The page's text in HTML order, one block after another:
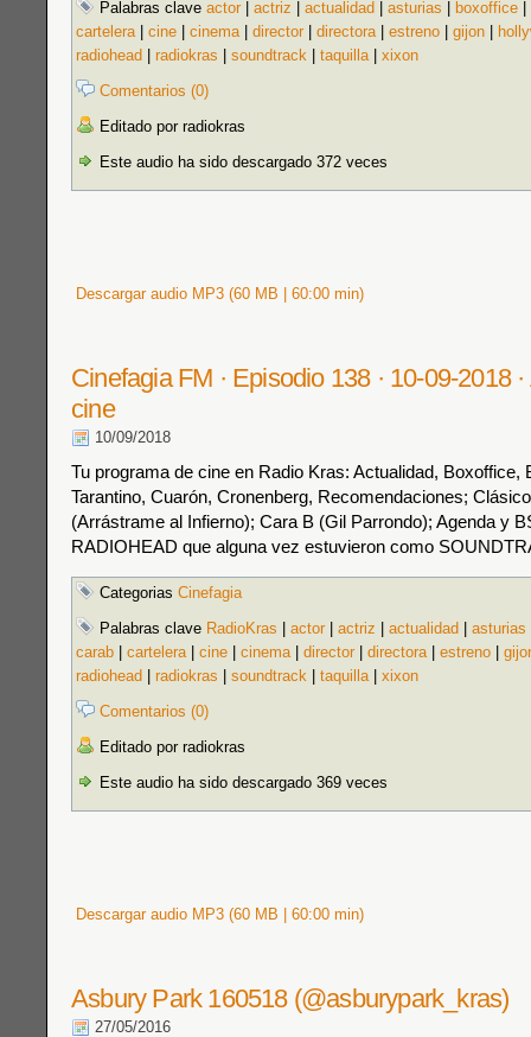
Palabras clave actor actriz actualidad asturias boxoffice
cartelera| cine cinema| director directora| estreno gijon
radiohead
radiokras soundtrack taquilla| xixon
Comentarios (0)
Editado por radiokras
Este audio ha sido descargado 372 veces
Descargar audio MP3 (60 MB | 60:00 min)
Cinefagia FM · Episodio 138 · 10-09-2018
cine
10/09/2018
Tu programa de cine en Radio Kras: Actualidad, Boxoffice,
Tarantino, Cuarón, Cronenberg, Recomendaciones;
(Arrástrame al Infierno); Cara B (Gil Parrondo); Agenda y
RADIOHEAD que alguna vez estuvieron como
Categorias Cinefagia
Palabras clave RadioKras actor actriz actualidad asturias
carab
cartelera| cine cinema| director directora| estreno
radiohead
radiokras soundtrack taquilla| xixon
Comentarios (0)
Editado por radiokras
Este audio ha sido descargado 369 veces
Descargar audio MP3 (60 MB | 60:00 min)
Asbury Park 160518 (@asburypark_kras)
27/05/2016